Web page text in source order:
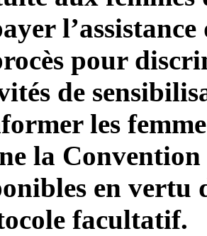
pour
de
les
la
en
facultatif.